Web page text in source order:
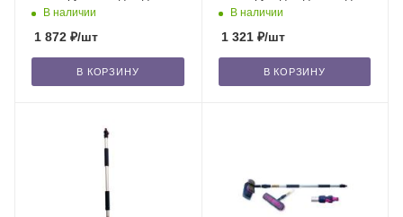
воды, широкая голова /24
В наличии
1 872 ₽/шт
В КОРЗИНУ
112-177 см /24
В наличии
1 321₽/шт
В КОРЗИНУ